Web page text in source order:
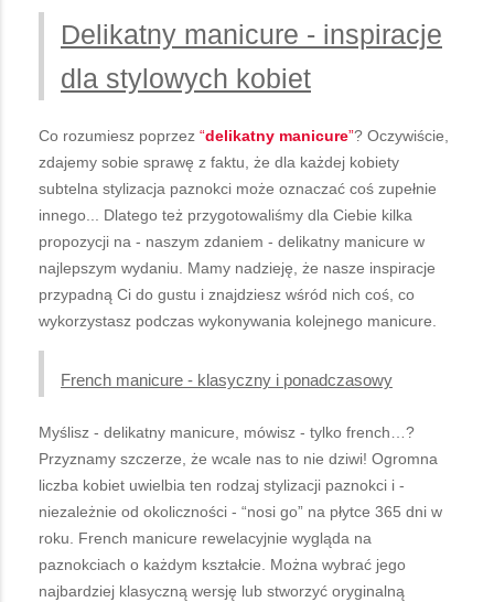
Delikatny manicure - inspiracje
dla stylowych kobiet
Co rozumiesz poprzez “delikatny manicure”? Oczywiście,
zdajemy sobie sprawę z faktu, że dla każdej kobiety
subtelna stylizacja paznokci może oznaczać coś zupełnie
innego... Dlatego też przygotowaliśmy dla Ciebie kilka
propozycji na - naszym zdaniem - delikatny manicure w
najlepszym wydaniu. Mamy nadzieję, że nasze inspiracje
przypadną Ci do gustu i znajdziesz wśród nich coś, co
wykorzystasz podczas wykonywania kolejnego manicure.
French manicure - klasyczny i ponadczasowy
Myślisz - delikatny manicure, mówisz - tylko french…?
Przyznamy szczerze, że wcale nas to nie dziwi! Ogromna
liczba kobiet uwielbia ten rodzaj stylizacji paznokci i -
niezależnie od okoliczności - “nosi go” na płytce 365 dni w
roku. French manicure rewelacyjnie wygląda na
paznokciach o każdym kształcie. Można wybrać jego
najbardziej klasyczną wersję lub stworzyć oryginalną